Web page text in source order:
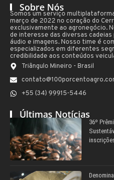
Sobre Nós
Somos um serviço
março de 2022 no coração do
exclusivamente ao agronegócio.
de interesse das diversas
áudio e imagens. Nosso time é
especializados em diferentes
credibilidade aos conteúdos
Triângulo Mineiro - Brasil
+55 (34) 99915-5446
Últimas Notícias
36º